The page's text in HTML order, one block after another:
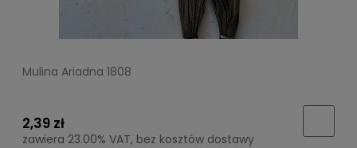
Mulina Ariadna 1808
2,39 zł
zawiera 23.00% VAT, bez kosztów dostawy